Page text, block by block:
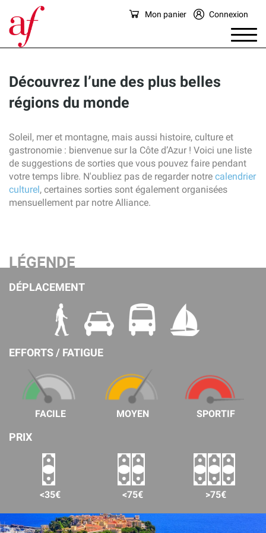
Mon panier Connexion
Découvrez l’une des plus belles
régions du monde
Soleil, mer et montagne, mais aussi histoire, culture et
gastronomie : bienvenue sur la Côte d’Azur ! Voici une liste
de suggestions de sorties que vous pouvez faire pendant
votre temps libre. N'oubliez pas de regarder notre calendrier
culturel, certaines sorties sont également organisées
mensuellement par notre Alliance.
LÉGENDE
DÉPLACEMENT
EFFORTS / FATIGUE
FACILE MOYEN SPORTIF
PRIX
<35€ <75€ >75€
LES INCONTOURNABLES DE LA CÔTE D’AZUR